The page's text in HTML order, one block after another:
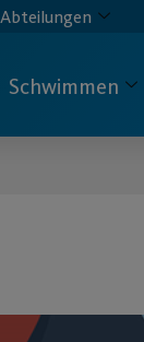
Abteilungen
Schwimmen